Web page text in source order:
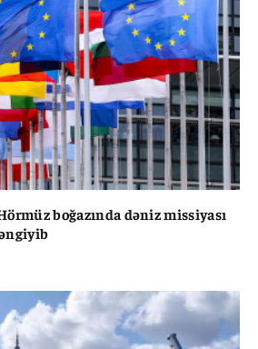
boğazında dəniz missiyası